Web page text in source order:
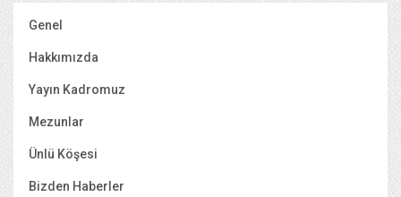
Genel
Hakkımızda
Yayın Kadromuz
Mezunlar
Ünlü Köşesi
Bizden Haberler